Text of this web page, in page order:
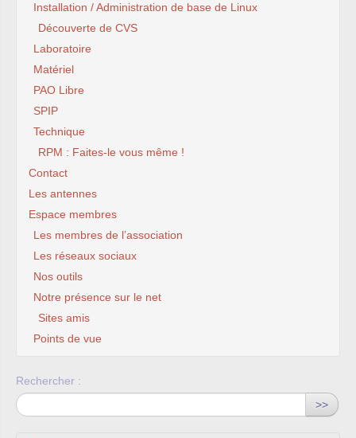
Installation / Administration de base de Linux
Découverte de CVS
Laboratoire
Matériel
PAO Libre
SPIP
Technique
RPM : Faites-le vous même !
Contact
Les antennes
Espace membres
Les membres de l’association
Les réseaux sociaux
Nos outils
Notre présence sur le net
Sites amis
Points de vue
Rechercher :
>>